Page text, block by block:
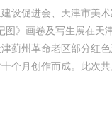
设促进会、天津市美
图》画卷及写生展在天
蓟州革命老区部分红
个月创作而成。此次共